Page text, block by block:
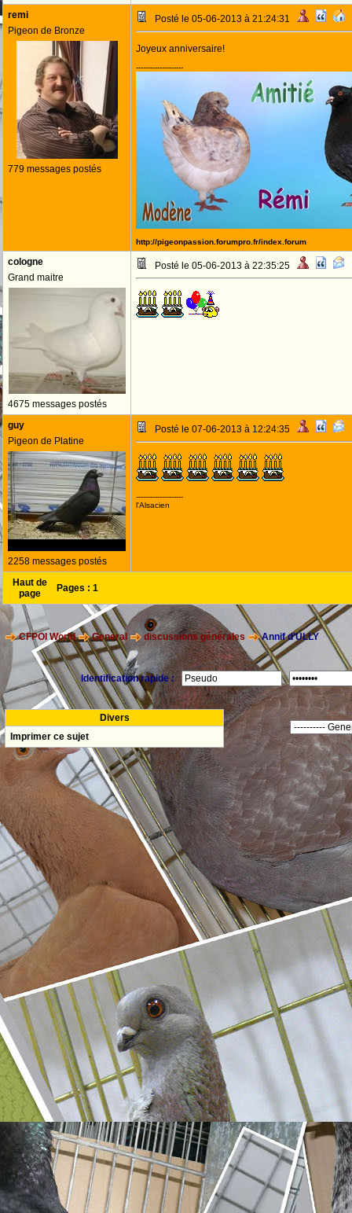
remi
Pigeon de Bronze
779 messages postés
Posté le 05-06-2013 à 21:24:31
Joyeux anniversaire!
--------------------
http://pigeonpassion.forumpro.fr/index.forum
cologne
Grand maitre
4675 messages postés
Posté le 05-06-2013 à 22:35:25
guy
Pigeon de Platine
2258 messages postés
Posté le 07-06-2013 à 12:24:35
--------------------
l'Alsacien
Haut de
page
Pages : 1
CFPOI World General discussions générales Annif d'ULLY
Identification rapide :
Divers
Imprimer ce sujet